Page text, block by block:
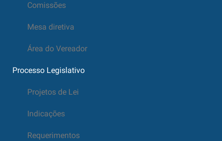
Comissões
Mesa diretiva
Área do Vereador
Processo Legislativo
Projetos de Lei
Indicações
Requerimentos